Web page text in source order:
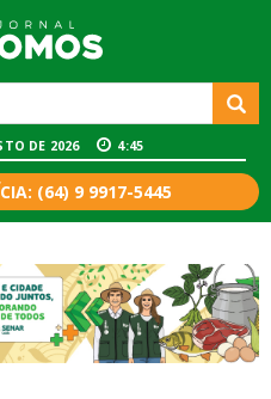
DE 2026 4:45
(64) 9 9917-5445